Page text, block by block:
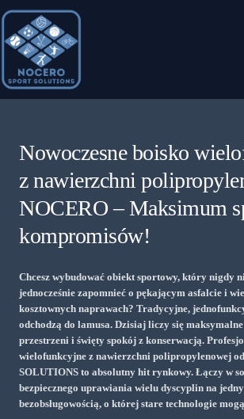
do
treści
Nowoczesne boisko
z nawierzchni
NOCERO – Maksimum
kompromisów!
Chcesz wybudować obiekt sportowy, który nigdy
jednocześnie zapomnieć o pękającym asfalcie i
kosztownych naprawach? Tradycyjne,
odchodzą do lamusa. Dzisiaj liczy się
przestrzeni i święty spokój z konserwacją.
wielofunkcyjne z nawierzchni polipropylenowej
SOLUTIONS to absolutny hit rynkowy. Łączy w
bezpiecznego uprawiania wielu dyscyplin na
bezobsługowością, o której stare technologie